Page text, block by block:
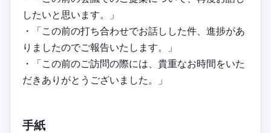
したいと思います。」
・「この前の打ち合わせでお話しした件、進捗があ
りましたのでご報告いたします。」
・「この前のご訪問の際には、貴重なお時間をいた
だきありがとうございました。」
手紙